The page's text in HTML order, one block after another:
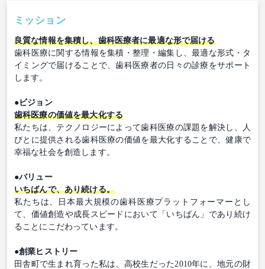
ミッション
良質な情報を集積し、歯科医療者に最適な形で届ける
歯科医療に関する情報を集積・整理・編集し、最適な形式・タ
イミングで届けることで、歯科医療者の日々の診療をサポート
します。
●ビジョン
歯科医療の価値を最大化する
私たちは、テクノロジーによって歯科医療の課題を解決し、人
びとに提供される歯科医療の価値を最大化することで、健康で
幸福な社会を創造します。
●バリュー
いちばんで、あり続ける。
私たちは、日本最大規模の歯科医療プラットフォーマーとし
て、価値創造や成長スピードにおいて「いちばん」であり続け
ることにこだわっています。
●創業ヒストリー
田舎町で生まれ育った私は、高校生だった2010年に、地元の財